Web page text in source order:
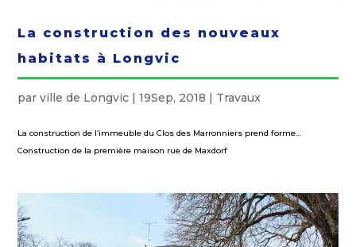
La construction des nouveaux
habitats à Longvic
parville de Longvic |19Sep, 2018 | Travaux
La construction de l’immeuble du Clos des Marronniers prend forme…
Construction de la première maison rue de Maxdorf